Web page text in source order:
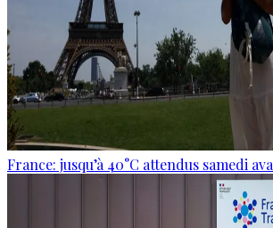
France: jusqu’à 40°C attendus samedi